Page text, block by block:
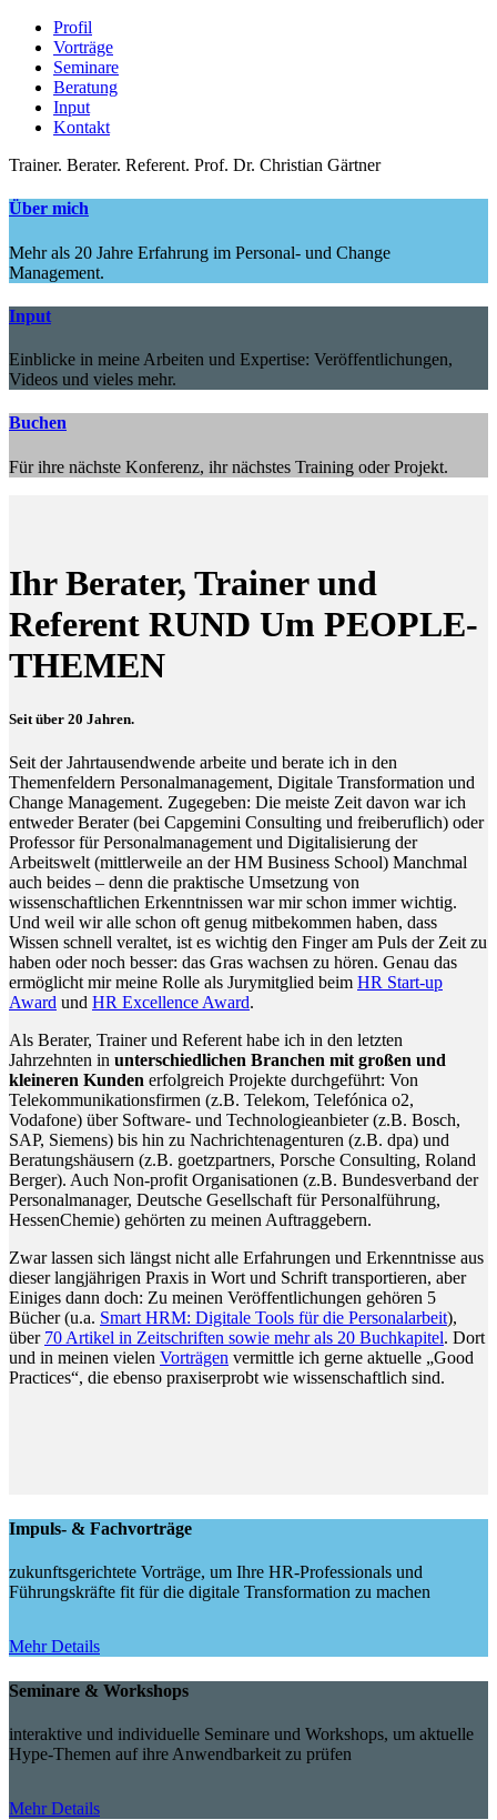
Profil
Vorträge
Seminare
Beratung
Input
Kontakt
Trainer. Berater. Referent. Prof. Dr. Christian Gärtner
Über mich
Mehr als 20 Jahre Erfahrung im Personal- und Change
Management.
Input
Einblicke in meine Arbeiten und Expertise: Veröffentlichungen,
Videos und vieles mehr.
Buchen
Für ihre nächste Konferenz, ihr nächstes Training oder Projekt.
Ihr Berater, Trainer und
Referent RUND Um PEOPLE-
THEMEN
Seit über 20 Jahren.
Seit der Jahrtausendwende arbeite und berate ich in den
Themenfeldern Personalmanagement, Digitale Transformation und
Change Management. Zugegeben: Die meiste Zeit davon war ich
entweder Berater (bei Capgemini Consulting und freiberuflich) oder
Professor für Personalmanagement und Digitalisierung der
Arbeitswelt (mittlerweile an der HM Business School) Manchmal
auch beides – denn die praktische Umsetzung von
wissenschaftlichen Erkenntnissen war mir schon immer wichtig.
Und weil wir alle schon oft genug mitbekommen haben, dass
Wissen schnell veraltet, ist es wichtig den Finger am Puls der Zeit zu
haben oder noch besser: das Gras wachsen zu hören. Genau das
ermöglicht mir meine Rolle als Jurymitglied beim HR Start-up
Award und HR Excellence Award.
Als Berater, Trainer und Referent habe ich in den letzten
Jahrzehnten in unterschiedlichen Branchen mit großen und
kleineren Kunden erfolgreich Projekte durchgeführt: Von
Telekommunikationsfirmen (z.B. Telekom, Telefónica o2,
Vodafone) über Software- und Technologieanbieter (z.B. Bosch,
SAP, Siemens) bis hin zu Nachrichtenagenturen (z.B. dpa) und
Beratungshäusern (z.B. goetzpartners, Porsche Consulting, Roland
Berger). Auch Non-profit Organisationen (z.B. Bundesverband der
Personalmanager, Deutsche Gesellschaft für Personalführung,
HessenChemie) gehörten zu meinen Auftraggebern.
Zwar lassen sich längst nicht alle Erfahrungen und Erkenntnisse aus
dieser langjährigen Praxis in Wort und Schrift transportieren, aber
Einiges dann doch: Zu meinen Veröffentlichungen gehören 5
Bücher (u.a. Smart HRM: Digitale Tools für die Personalarbeit),
über 70 Artikel in Zeitschriften sowie mehr als 20 Buchkapitel. Dort
und in meinen vielen Vorträgen vermittle ich gerne aktuelle „Good
Practices“, die ebenso praxiserprobt wie wissenschaftlich sind.
Impuls- & Fachvorträge
zukunftsgerichtete Vorträge, um Ihre HR-Professionals und
Führungskräfte fit für die digitale Transformation zu machen
Mehr Details
Seminare & Workshops
interaktive und individuelle Seminare und Workshops, um aktuelle
Hype-Themen auf ihre Anwendbarkeit zu prüfen
Mehr Details